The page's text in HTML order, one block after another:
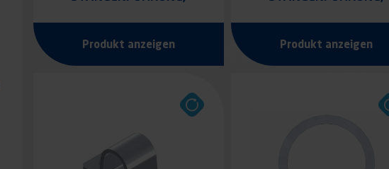
0 MM
Produkt anzeigen
32 MM
Produkt anzeigen